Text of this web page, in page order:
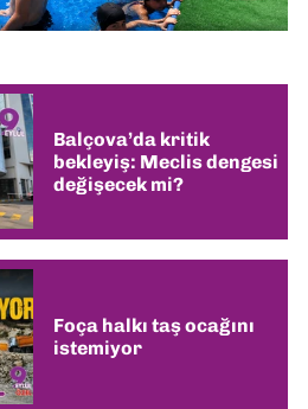
Balçova’da kritik
bekleyiş: Meclis dengesi
değişecek mi?
Foça halkı taş ocağını
istemiyor